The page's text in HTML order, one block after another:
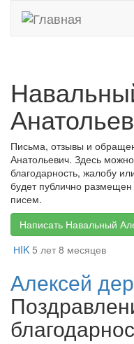
Письма, отзывы и
Анатольевич. Здесь
благодарность, жалобу
будет публично
писем.
Написать Навальный
НIK 5 лет 8 месяцев
Алексей